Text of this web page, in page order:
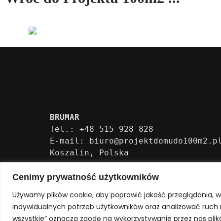
Cenimy prywatność użytkowników
Używamy plików cookie, aby poprawić jakość
indywidualnych potrzeb użytkowników oraz analizować ruch
wszystkie” oznacza zgodę na wykorzystywanie przez nas
BRUMAR
Tel.: +48 515 928 828
E-mail: biuro@projektdomudo100m2.pl
Koszalin, Polska